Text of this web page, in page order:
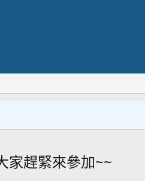
家趕緊來參加~~